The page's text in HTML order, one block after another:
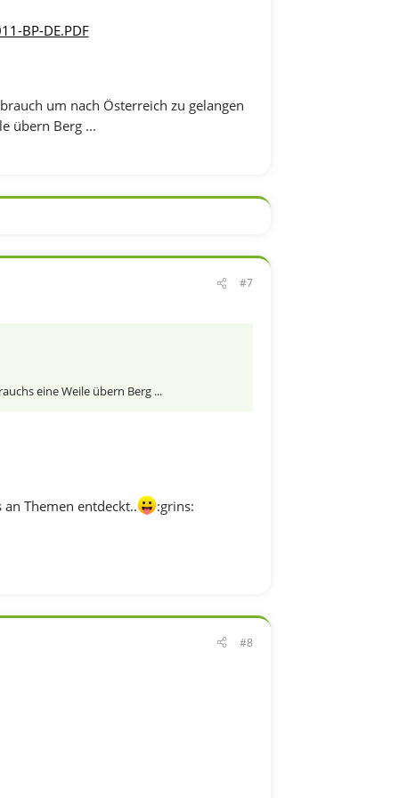
BP-DE.PDF
um nach Österreich zu gelangen
übern Berg ...
#7
eine Weile übern Berg ...
Themen entdeckt.. :grins:
#8